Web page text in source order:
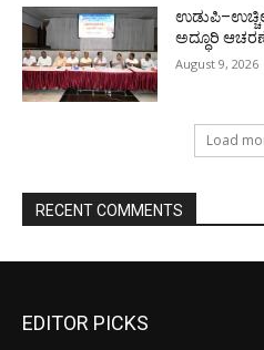
ಅದ್ಧೂರಿ
August 9, 2026
Load
RECENT COMMENTS
EDITOR PICKS